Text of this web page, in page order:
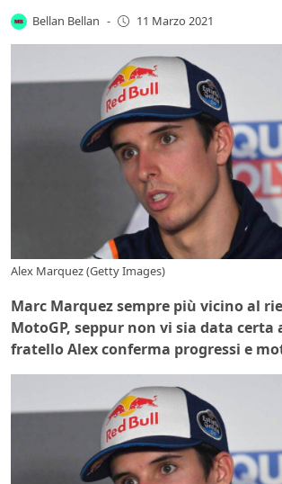
Bellan Bellan - 11 Marzo 2021
Alex Marquez (Getty Images)
Marc Marquez sempre più vicino al
MotoGP, seppur non vi sia data certa
fratello Alex conferma progressi e